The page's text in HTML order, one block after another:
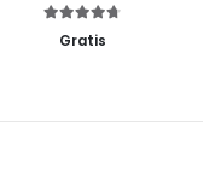
Gratis